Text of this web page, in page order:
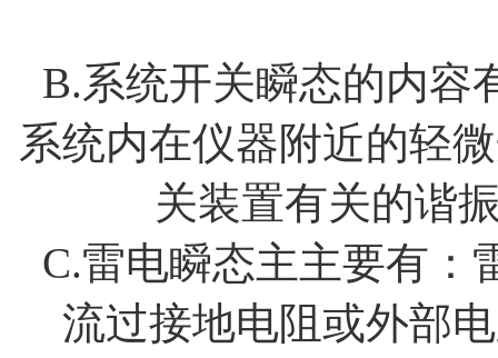
B.系统开关瞬态的内容
系统内在仪器附近的轻
关装置有关的谐
C.雷电瞬态主主要有：
流过接地电阻或外部